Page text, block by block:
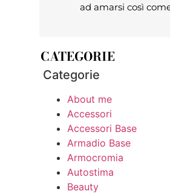
ad amarsi così
CATEGORIE
Categorie
About me
Accessori
Accessori Base
Armadio Base
Armocromia
Autostima
Beauty